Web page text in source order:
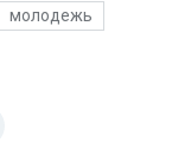
молодежь